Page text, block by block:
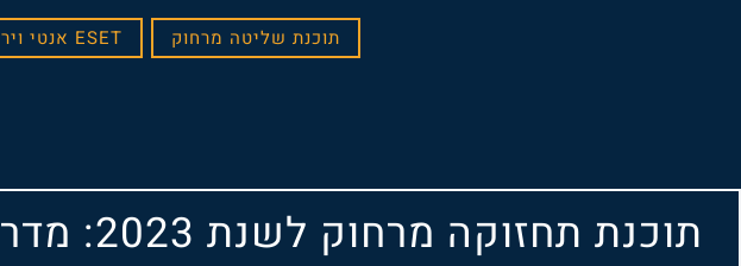
תוכנת שליטה מרחוק ESET אנטי וירוס במבצע
תוכנת תחזוקה מרחוק לשנת 2023: מדריך מעמיק